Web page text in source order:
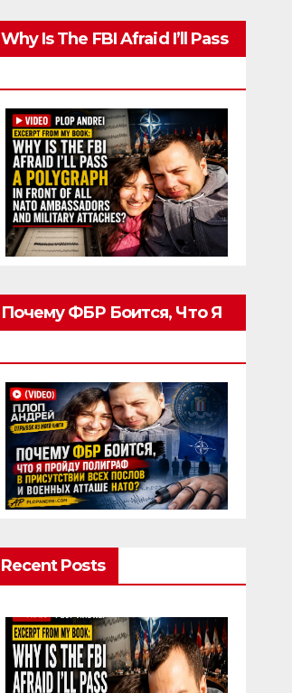
Why Is The FBI Afraid I’ll Pass
Почему ФБР Боится, Что Я
Recent Posts